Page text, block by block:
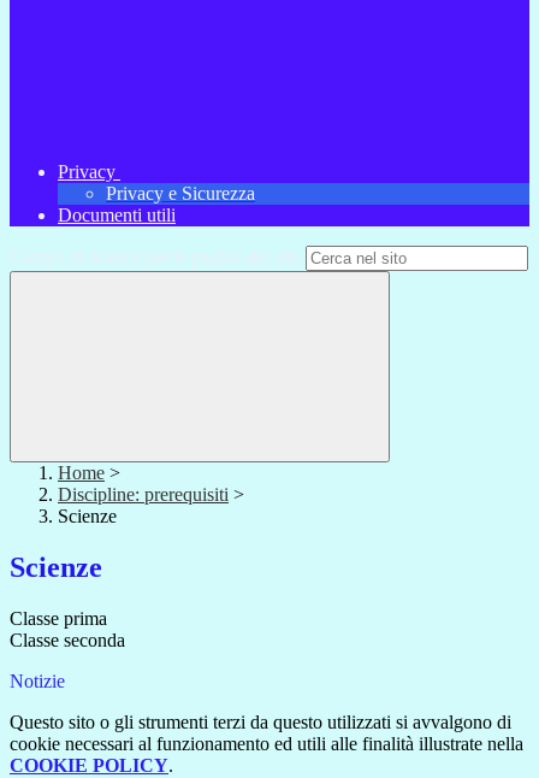
Privacy
Privacy e Sicurezza
Documenti utili
Campo di ricerca per le pagine del sito
Home >
Discipline: prerequisiti >
Scienze
Scienze
Classe prima
Classe seconda
Notizie
Questo sito o gli strumenti terzi da questo utilizzati si avvalgono di
cookie necessari al funzionamento ed utili alle finalità illustrate nella
COOKIE POLICY.